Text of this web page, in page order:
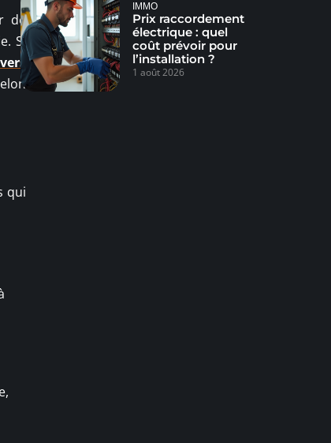
de
Si
qui
IMMO
Prix raccordement
électrique : quel
coût prévoir pour
l’installation ?
1 août 2026